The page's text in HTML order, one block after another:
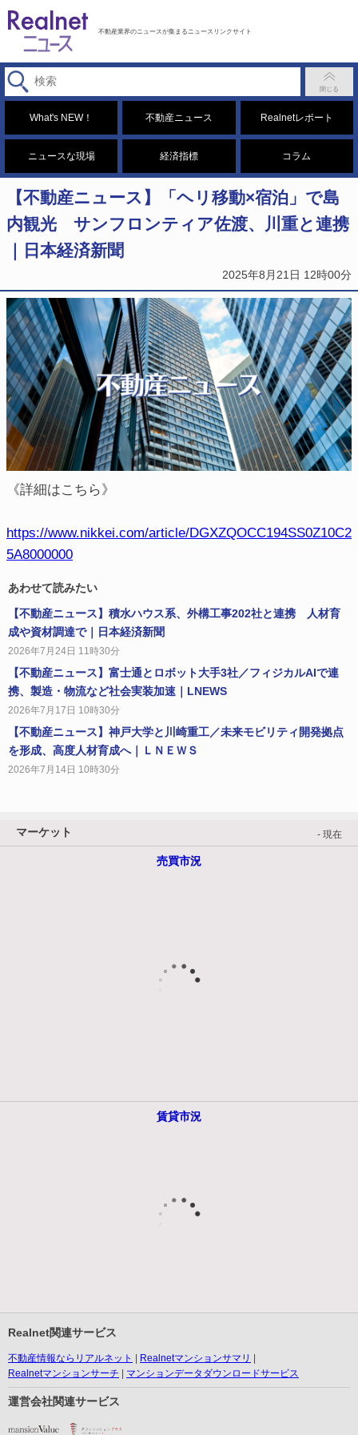
不動産業界のニュースが集まるニュースリンクサイト
What's NEW！ 不動産ニュース Realnetレポート
ニュースな現場 経済指標 コラム
【不動産ニュース】「ヘリ移動×宿泊」で島
内観光 サンフロンティア佐渡、川重と連携
｜日本経済新聞
2025年8月21日 12時00分
《詳細はこちら》
https://www.nikkei.com/article/DGXZQOCC194SS0Z10C2
5A8000000
あわせて読みたい
【不動産ニュース】積水ハウス系、外構工事202社と連携 人材育
成や資材調達で｜日本経済新聞
2026年7月24日 11時30分
【不動産ニュース】富士通とロボット大手3社／フィジカルAIで連
携、製造・物流など社会実装加速｜LNEWS
2026年7月17日 10時30分
【不動産ニュース】神戸大学と川崎重工／未来モビリティ開発拠点
を形成、高度人材育成へ｜ＬＮＥＷＳ
2026年7月14日 10時30分
マーケット - 現在
売買市況
賃貸市況
Realnet関連サービス
不動産情報ならリアルネット
Realnetマンションサマリ
Realnetマンションサーチ
マンションデータダウンロードサービス
運営会社関連サービス